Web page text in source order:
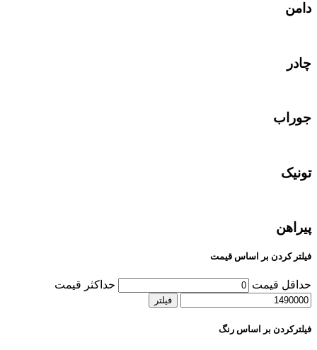
دامن
چادر
جوراب
تونیک
پیراهن
فیلتر کردن بر اساس قیمت
حداقل قیمت حداکثر قیمت
فیلتر
فیلترکردن بر اساس رنگ